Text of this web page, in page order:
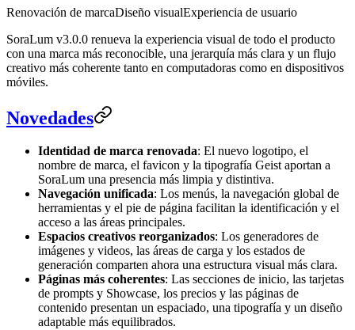
Renovación de marcaDiseño visualExperiencia de usuario
SoraLum v3.0.0 renueva la experiencia visual de todo el producto
con una marca más reconocible, una jerarquía más clara y un flujo
creativo más coherente tanto en computadoras como en dispositivos
móviles.
Novedades
Identidad de marca renovada: El nuevo logotipo, el
nombre de marca, el favicon y la tipografía Geist aportan a
SoraLum una presencia más limpia y distintiva.
Navegación unificada: Los menús, la navegación global de
herramientas y el pie de página facilitan la identificación y el
acceso a las áreas principales.
Espacios creativos reorganizados: Los generadores de
imágenes y videos, las áreas de carga y los estados de
generación comparten ahora una estructura visual más clara.
Páginas más coherentes: Las secciones de inicio, las tarjetas
de prompts y Showcase, los precios y las páginas de
contenido presentan un espaciado, una tipografía y un diseño
adaptable más equilibrados.